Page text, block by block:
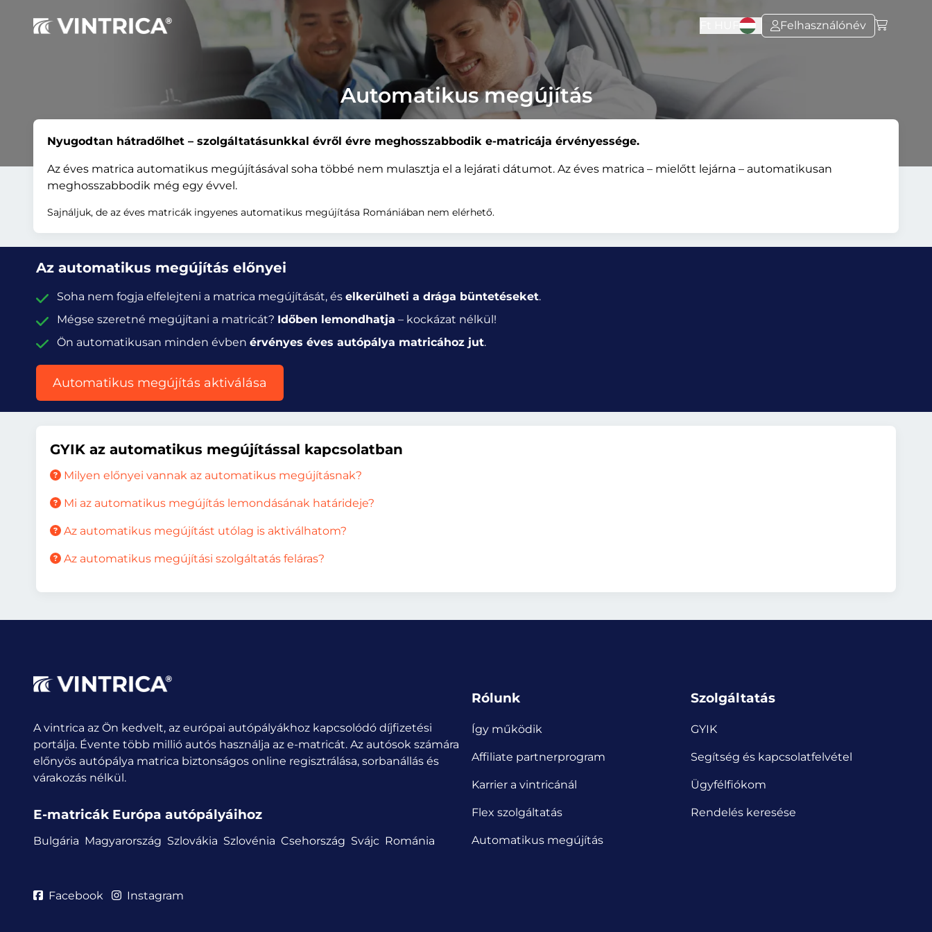
Felhasználónév
Automatikus megújítás
Nyugodtan hátradőlhet – szolgáltatásunkkal évről évre meghosszabbodik e-matricája érvényessége.
Az éves matrica automatikus megújításával soha többé nem mulasztja el a lejárati dátumot. Az éves matrica – mielőtt lejárna – automatikusan
meghosszabbodik még egy évvel.
Sajnáljuk, de az éves matricák ingyenes automatikus megújítása Romániában nem elérhető.
Az automatikus megújítás előnyei
Soha nem fogja elfelejteni a matrica megújítását, éselkerülheti a drága büntetéseket.
Mégse szeretné megújítani a matricát? Időben lemondhatja – kockázat nélkül!
Ön automatikusan minden évbenérvényes éves autópálya matricához jut.
Automatikus megújítás aktiválása
GYIK az automatikus megújítással kapcsolatban
Milyen előnyei vannak az automatikus megújításnak?
Mi az automatikus megújítás lemondásának határideje?
Az automatikus megújítást utólag is aktiválhatom?
Az automatikus megújítási szolgáltatás feláras?
A vintrica az Ön kedvelt, az európai autópályákhoz kapcsolódó díjfizetési
portálja. Évente több millió autós használja az e-matricát. Az autósok számára
előnyös autópálya matrica biztonságos online regisztrálása, sorbanállás és
várakozás nélkül.
E-matricák Európa autópályáihoz
Bulgária Magyarország Szlovákia Szlovénia Csehország Svájc Románia
Rólunk
Így működik
Affiliate partnerprogram
Karrier a vintricánál
Flex szolgáltatás
Automatikus megújítás
Szolgáltatás
GYIK
Segítség és kapcsolatfelvétel
Ügyfélfiókom
Rendelés keresése
Facebook Instagram